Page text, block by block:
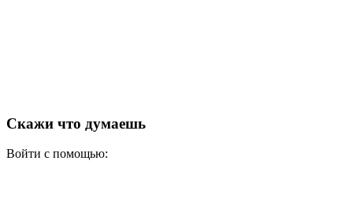
Скажи что думаешь
Войти с помощью: